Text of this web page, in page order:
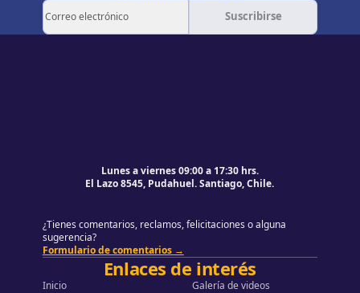
Suscribirse
Lunes a viernes 09:00 a 17:30 hrs.
El Lazo 8545, Pudahuel. Santiago, Chile.
¿Tienes comentarios, reclamos, felicitaciones o alguna
sugerencia?
Formulario de comentarios →
Enlaces de interés
Inicio
Galería de videos